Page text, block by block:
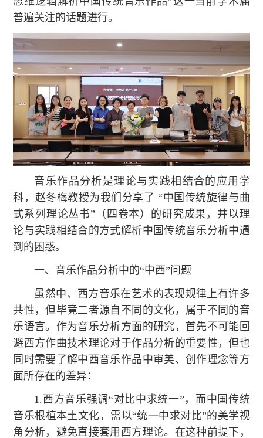
普遍关注的话题进行。
音乐作品分析是理论与实践相结合的应用学
科，赵冬梅教授为我们分享了 “中国传统旋律与曲
式系列理论丛书”（四卷本）的研究成果，并以理
论与实践相结合的方式解析中国传统音乐分析中遇
到的困惑。
一、音乐作品分析中的“中西”问题
虽然中、西方音乐在艺术的表现规律上有许多
共性，但毕竟二者源自不同的文化，属于不同的音
乐语言。作为音乐分析方面的研究，首先不可能回
避西方作曲技术理论对于作品分析的重要性，但也
同时需要了解中西音乐作品中审美、创作理念等方
面所存在的差异：
1.西方音乐强调“对比中求统一”，而中国传统
音乐根植本土文化，需以“统一中求对比”的美学视
角分析，避免直接套用西方理论。在这种前提下，